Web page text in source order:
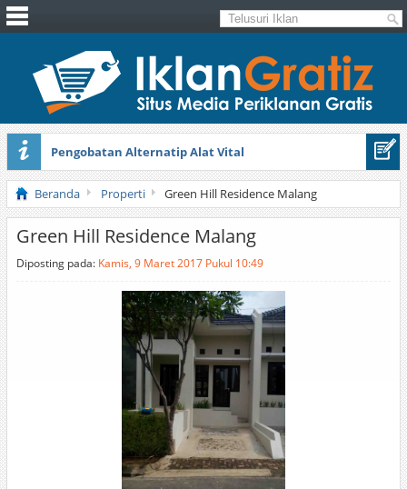
Pengobatan Alternatip Alat Vital
Pita Cantik Pesona
Beranda Properti Green Hill Residence Malang
Green Hill Residence Malang
Diposting pada: Kamis, 9 Maret 2017 Pukul 10:49